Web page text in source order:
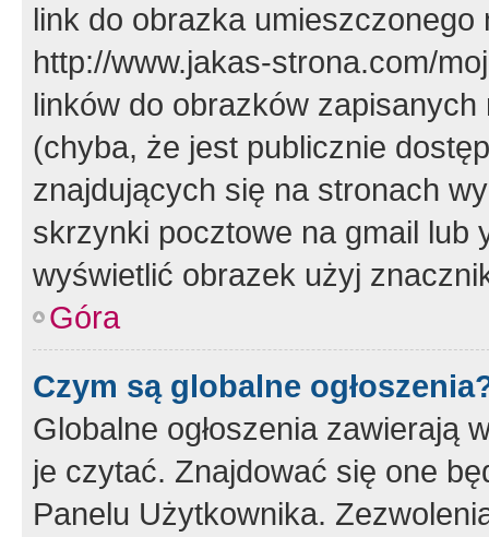
link do obrazka
http://www.jakas-strona.com/
linków do obrazków
(chyba, że jest publicznie
znajdujących się na stronach
skrzynki pocztowe na gmail lub
wyświetlić obrazek użyj
Góra
Czym są globalne
Globalne ogłoszenia zawierają
je czytać. Znajdować się one
Panelu Użytkownika.